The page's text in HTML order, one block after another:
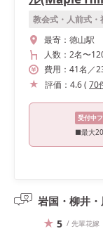
教会式・人前式・
最寄： 徳山駅
人数： 2名〜
費用： 41名 ／
評価： 4.6( 70
受付中
岩国・柳井
5 / 先輩花嫁